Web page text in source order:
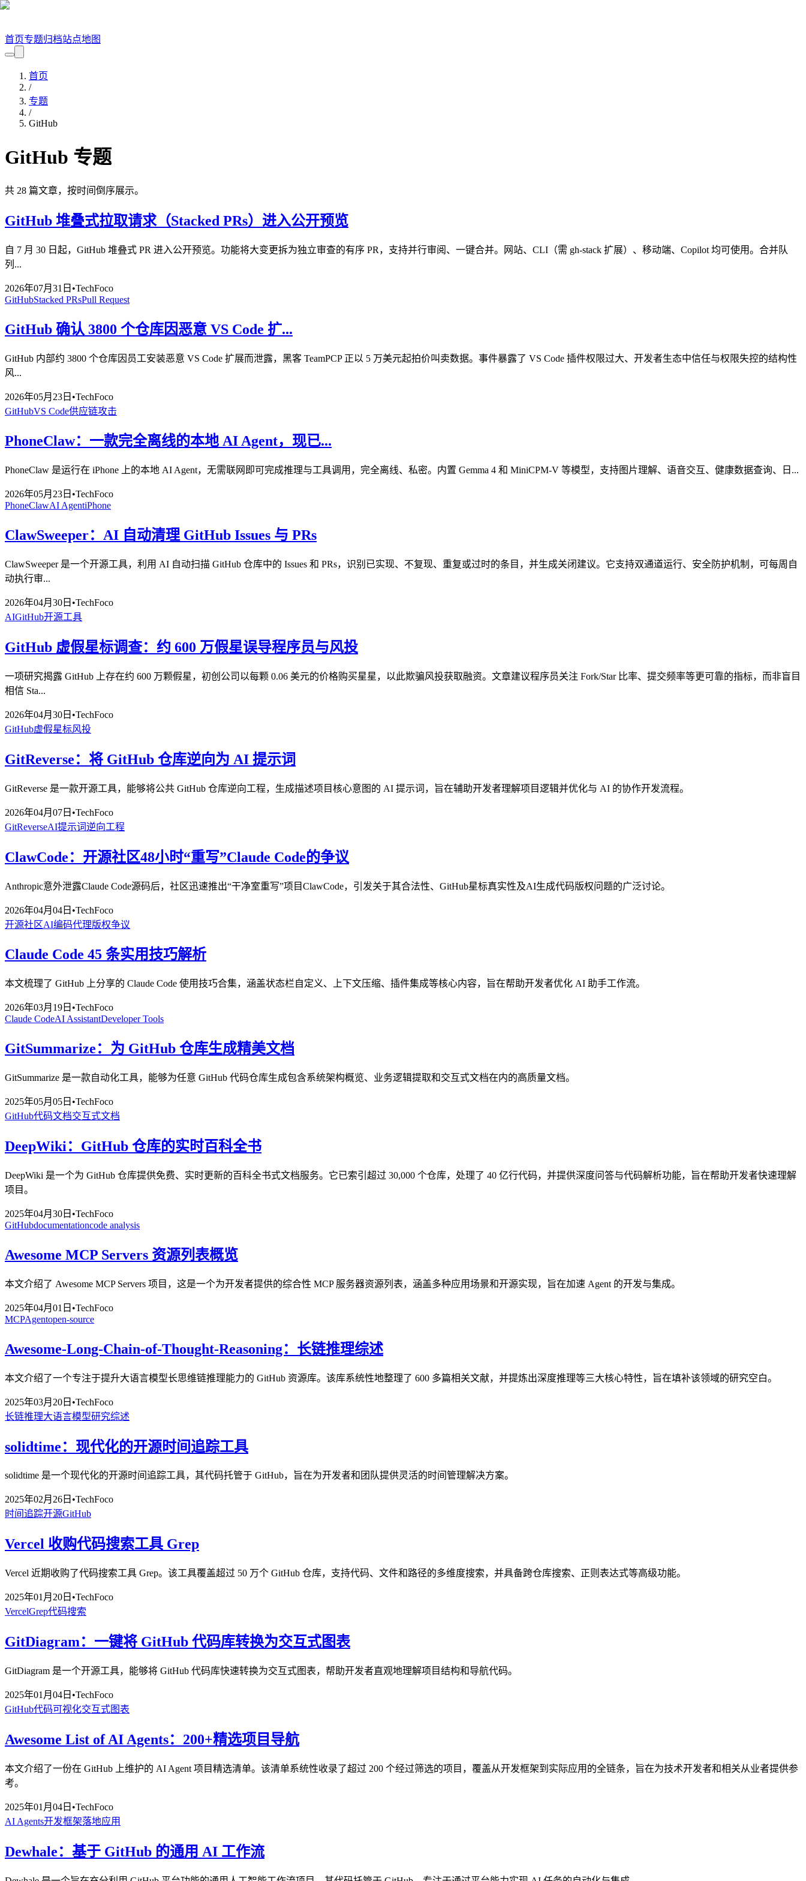
首页专题归档站点地图
首页
/
专题
/
GitHub
GitHub 专题
共 28 篇文章，按时间倒序展示。
GitHub 堆叠式拉取请求（Stacked PRs）进入公开预览
自 7 月 30 日起，GitHub 堆叠式 PR 进入公开预览。功能将大变更拆为独立审查的有序 PR，支持并行审阅、一键合并。网站、CLI（需 gh-stack 扩展）、移动端、Copilot 均可使用。合并队
列...
2026年07月31日 •TechFoco
GitHubStacked PRsPull Request
GitHub 确认 3800 个仓库因恶意 VS Code 扩...
GitHub 内部约 3800 个仓库因员工安装恶意 VS Code 扩展而泄露，黑客 TeamPCP 正以 5 万美元起拍价叫卖数据。事件暴露了 VS Code 插件权限过大、开发者生态中信任与权限失控的结构性
风...
2026年05月23日 •TechFoco
GitHubVS Code供应链攻击
PhoneClaw：一款完全离线的本地 AI Agent，现已...
PhoneClaw 是运行在 iPhone 上的本地 AI Agent，无需联网即可完成推理与工具调用，完全离线、私密。内置 Gemma 4 和 MiniCPM-V 等模型，支持图片理解、语音交互、健康数据查询、日...
2026年05月23日 •TechFoco
PhoneClawAI AgentiPhone
ClawSweeper：AI 自动清理 GitHub Issues 与 PRs
ClawSweeper 是一个开源工具，利用 AI 自动扫描 GitHub 仓库中的 Issues 和 PRs，识别已实现、不复现、重复或过时的条目，并生成关闭建议。它支持双通道运行、安全防护机制，可每周自
动执行审...
2026年04月30日 •TechFoco
AIGitHub开源工具
GitHub 虚假星标调查：约 600 万假星误导程序员与风投
一项研究揭露 GitHub 上存在约 600 万颗假星，初创公司以每颗 0.06 美元的价格购买星星，以此欺骗风投获取融资。文章建议程序员关注 Fork/Star 比率、提交频率等更可靠的指标，而非盲目
相信 Sta...
2026年04月30日 •TechFoco
GitHub虚假星标风投
GitReverse：将 GitHub 仓库逆向为 AI 提示词
GitReverse 是一款开源工具，能够将公共 GitHub 仓库逆向工程，生成描述项目核心意图的 AI 提示词，旨在辅助开发者理解项目逻辑并优化与 AI 的协作开发流程。
2026年04月07日 •TechFoco
GitReverseAI提示词逆向工程
ClawCode：开源社区48小时“重写”Claude Code的争议
Anthropic意外泄露Claude Code源码后，社区迅速推出“干净室重写”项目ClawCode，引发关于其合法性、GitHub星标真实性及AI生成代码版权问题的广泛讨论。
2026年04月04日 •TechFoco
开源社区AI编码代理版权争议
Claude Code 45 条实用技巧解析
本文梳理了 GitHub 上分享的 Claude Code 使用技巧合集，涵盖状态栏自定义、上下文压缩、插件集成等核心内容，旨在帮助开发者优化 AI 助手工作流。
2026年03月19日 •TechFoco
Claude CodeAI AssistantDeveloper Tools
GitSummarize：为 GitHub 仓库生成精美文档
GitSummarize 是一款自动化工具，能够为任意 GitHub 代码仓库生成包含系统架构概览、业务逻辑提取和交互式文档在内的高质量文档。
2025年05月05日 •TechFoco
GitHub代码文档交互式文档
DeepWiki：GitHub 仓库的实时百科全书
DeepWiki 是一个为 GitHub 仓库提供免费、实时更新的百科全书式文档服务。它已索引超过 30,000 个仓库，处理了 40 亿行代码，并提供深度问答与代码解析功能，旨在帮助开发者快速理解
项目。
2025年04月30日 •TechFoco
GitHubdocumentationcode analysis
Awesome MCP Servers 资源列表概览
本文介绍了 Awesome MCP Servers 项目，这是一个为开发者提供的综合性 MCP 服务器资源列表，涵盖多种应用场景和开源实现，旨在加速 Agent 的开发与集成。
2025年04月01日 •TechFoco
MCPAgentopen-source
Awesome-Long-Chain-of-Thought-Reasoning：长链推理综述
本文介绍了一个专注于提升大语言模型长思维链推理能力的 GitHub 资源库。该库系统性地整理了 600 多篇相关文献，并提炼出深度推理等三大核心特性，旨在填补该领域的研究空白。
2025年03月20日 •TechFoco
长链推理大语言模型研究综述
solidtime：现代化的开源时间追踪工具
solidtime 是一个现代化的开源时间追踪工具，其代码托管于 GitHub，旨在为开发者和团队提供灵活的时间管理解决方案。
2025年02月26日 •TechFoco
时间追踪开源GitHub
Vercel 收购代码搜索工具 Grep
Vercel 近期收购了代码搜索工具 Grep。该工具覆盖超过 50 万个 GitHub 仓库，支持代码、文件和路径的多维度搜索，并具备跨仓库搜索、正则表达式等高级功能。
2025年01月20日 •TechFoco
VercelGrep代码搜索
GitDiagram：一键将 GitHub 代码库转换为交互式图表
GitDiagram 是一个开源工具，能够将 GitHub 代码库快速转换为交互式图表，帮助开发者直观地理解项目结构和导航代码。
2025年01月04日 •TechFoco
GitHub代码可视化交互式图表
Awesome List of AI Agents：200+精选项目导航
本文介绍了一份在 GitHub 上维护的 AI Agent 项目精选清单。该清单系统性收录了超过 200 个经过筛选的项目，覆盖从开发框架到实际应用的全链条，旨在为技术开发者和相关从业者提供参
考。
2025年01月04日 •TechFoco
AI Agents开发框架落地应用
Dewhale：基于 GitHub 的通用 AI 工作流